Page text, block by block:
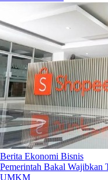
Berita Ekonomi Bisnis
Pemerintah Bakal
UMKM